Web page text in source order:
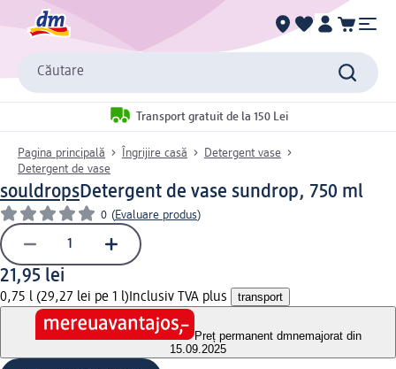
Căutare
Transport gratuit de la 150 Lei
Pagina principală Îngrijire casă
Detergent vase
Detergent de vase
souldropsDetergent de vase sundrop, 750 ml
0 (Evaluare produs)
21,95 lei
0,75 l (29,27 lei pe 1 l) Inclusiv TVA plus transport
Preț permanent dmnemajorat din
15.09.2025